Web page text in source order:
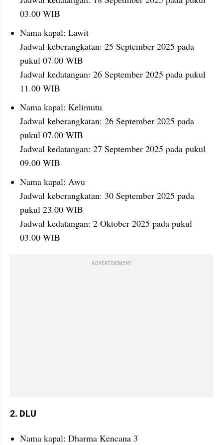
03.00 WIB
Nama kapal: Lawit
Jadwal keberangkatan: 25 September 2025 pada
pukul 07.00 WIB
Jadwal kedatangan: 26 September 2025 pada pukul
11.00 WIB
Nama kapal: Kelimutu
Jadwal keberangkatan: 26 September 2025 pada
pukul 07.00 WIB
Jadwal kedatangan: 27 September 2025 pada pukul
09.00 WIB
Nama kapal: Awu
Jadwal keberangkatan: 30 September 2025 pada
pukul 23.00 WIB
Jadwal kedatangan: 2 Oktober 2025 pada pukul
03.00 WIB
ADVERTISEMENT
2. DLU
Nama kapal: Dharma Kencana 3